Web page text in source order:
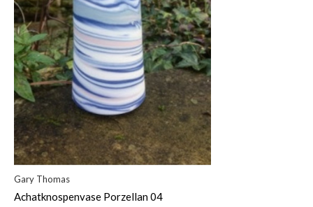
Gary Thomas
Achatknospenvase Porzellan 04